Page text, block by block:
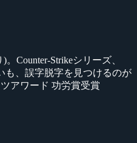
Counter-Strikeシリーズ、
も、誤字脱字を見つけるのが
アワード 功労賞受賞